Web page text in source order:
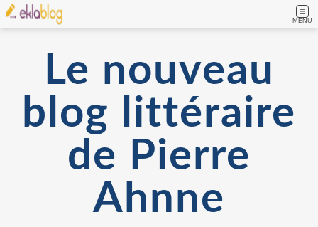
MENU
Le nouveau
blog littéraire
de Pierre
Ahnne